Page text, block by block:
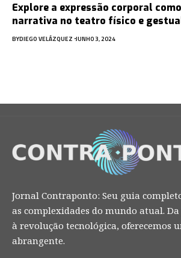
Explore a expressão corporal
narrativa no teatro físico e
BYDIEGO VELÁZQUEZ JUNHO 3, 2024
Jornal Contraponto: Seu guia
as complexidades do mundo atual.
à revolução tecnológica, oferecemos
abrangente.